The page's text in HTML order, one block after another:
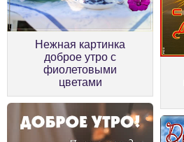
Нежная картинка
доброе утро с
фиолетовыми
цветами